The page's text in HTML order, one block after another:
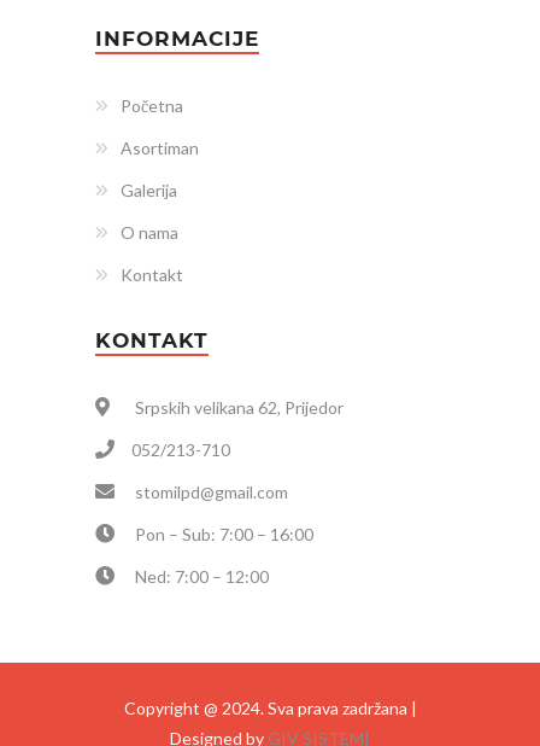
INFORMACIJE
Početna
Asortiman
Galerija
O nama
Kontakt
KONTAKT
Srpskih velikana 62, Prijedor
052/213-710
stomilpd@gmail.com
Pon – Sub: 7:00 – 16:00
Ned: 7:00 – 12:00
Copyright @ 2024. Sva prava zadržana |
Designed by GIV SISTEMI